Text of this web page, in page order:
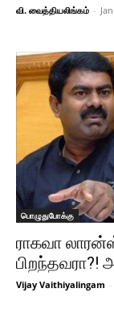
வி. வைத்தியலிங்கம் -
பொழுதுபோக்கு
ராகவா
பிறந்தவரா?!
Vijay Vaithiyalingam -